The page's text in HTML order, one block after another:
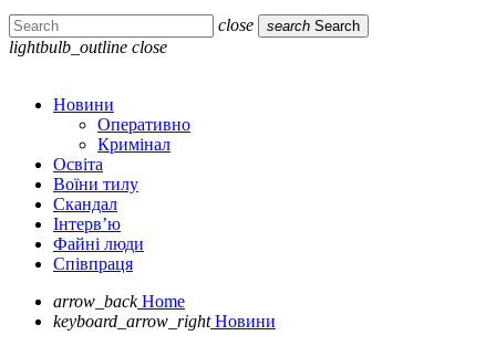
close search Search
lightbulb_outline close
Новини
Оперативно
Кримінал
Освіта
Воїни тилу
Скандал
Інтерв’ю
Файні люди
Співпраця
arrow_back Home
keyboard_arrow_right Новини